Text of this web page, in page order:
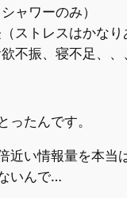
ャワーのみ）
ストレスはかなり
不振、寝不足、、
ったんです。
近い情報量を本当
いんで…